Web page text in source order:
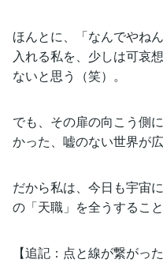
ほんとに、「なんでやね
入れる私を、少しは可哀
ないと思う（笑）。
でも、その扉の向こう側
かった、嘘のない世界が
だから私は、今日も宇宙
の「天職」を全うすること
【追記：点と線が繋がっ